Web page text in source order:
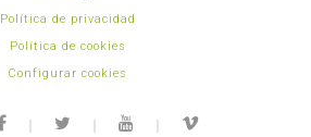
Política de privacidad
Política de cookies
Configurar cookies